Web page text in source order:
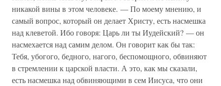
никакой вины в этом человеке. — По моему мнению, и
самый вопрос, который он делает Христу, есть насмешка
над клеветой. Ибо говоря: Царь ли ты Иудейский? — он
насмехается над самим делом. Он говорит как бы так:
Тебя, убогого, бедного, нагого, беспомощного, обвиняют
в стремлении к царской власти. А это, как мы сказали,
есть насмешка над обвиняющими в сем Иисуса, что они